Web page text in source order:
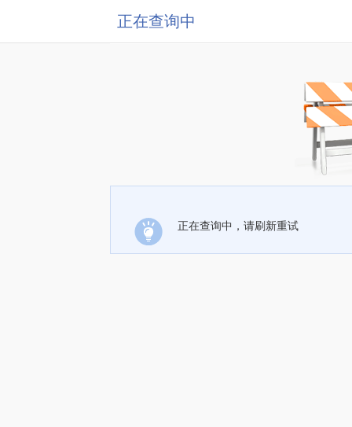
正在查询中
正在查询中，请刷新重试